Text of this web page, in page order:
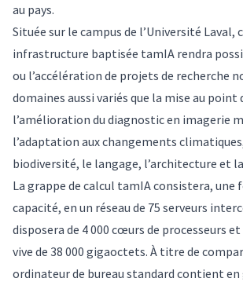
au pays.
Située sur le campus de l’Université Laval,
infrastructure baptisée tamIA rendra
ou l’accélération de projets de recherche
domaines aussi variés que la mise au point
l’amélioration du diagnostic en imagerie
l’adaptation aux changements
biodiversité, le langage, l’architecture et
La grappe de calcul tamIA consistera, une
capacité, en un réseau de 75 serveurs
disposera de 4 000 cœurs de processeurs
vive de 38 000 gigaoctets. À titre de
ordinateur de bureau standard contient